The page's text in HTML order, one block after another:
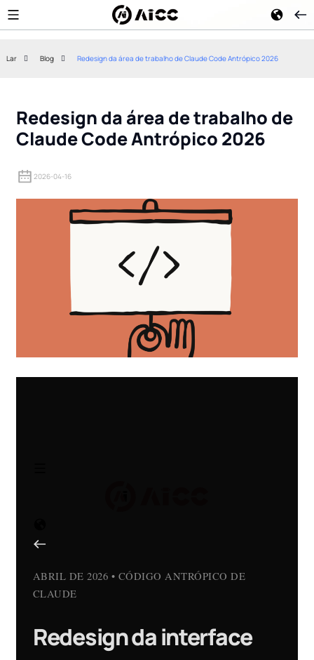
Usá-lo (Guia de 2026)
Lar Blog Redesign da área de trabalho de Claude Code Antrópico 2026
Redesign da área de trabalho de
Claude Code Antrópico 2026
2026-04-16
ABRIL DE 2026 • CÓDIGO ANTRÓPICO DE
CLAUDE
Redesign da interface